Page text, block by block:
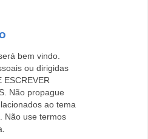
bem vindo.
ou dirigidas
Não propague
ao tema
Não use termos